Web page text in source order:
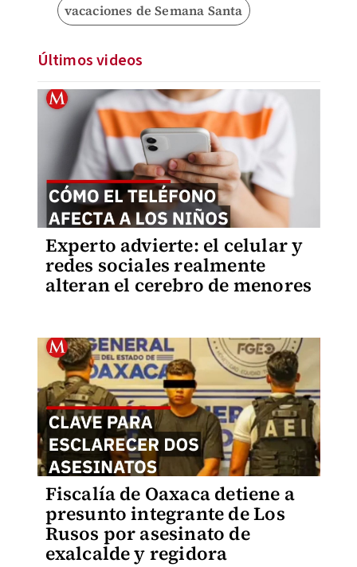
vacaciones de Semana Santa
Últimos videos
Experto advierte: el celular y
redes sociales realmente
alteran el cerebro de menores
Fiscalía de Oaxaca detiene a
presunto integrante de Los
Rusos por asesinato de
exalcalde y regidora